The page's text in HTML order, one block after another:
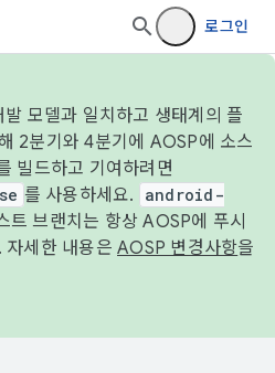
로그인
모델과 일치하고 생태계의 플
2분기와 4분기에 AOSP에 소스
빌드하고 기여하려면
를 사용하세요.
android-
트 브랜치는 항상 AOSP에 푸시
자세한 내용은 AOSP 변경사항을